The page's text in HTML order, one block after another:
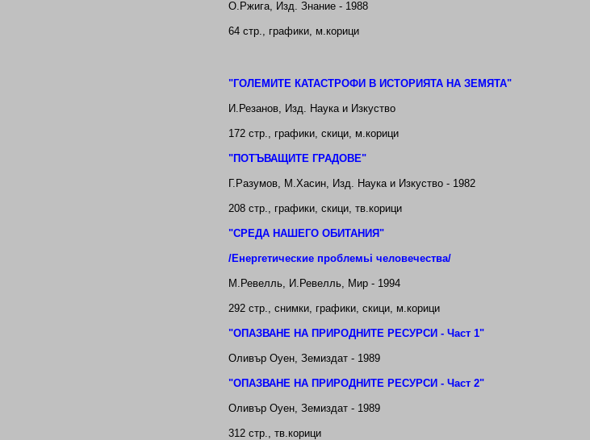
О.Ржига, Изд. Знание - 1988
64 стр., графики, м.корици
"ГОЛЕМИТЕ КАТАСТРОФИ В ИСТОРИЯТА НА ЗЕМЯТА"
И.Резанов, Изд. Наука и Изкуство
172 стр., графики, скици, м.корици
"ПОТЪВАЩИТЕ ГРАДОВЕ"
Г.Разумов, М.Хасин, Изд. Наука и Изкуство - 1982
208 стр., графики, скици, тв.корици
"СРЕДА НАШЕГО ОБИТАНИЯ"
/Енергетические проблемьi человечества/
М.Ревелль, И.Ревелль, Мир - 1994
292 стр., снимки, графики, скици, м.корици
"ОПАЗВАНЕ НА ПРИРОДНИТЕ РЕСУРСИ - Част 1"
Оливър Оуен, Земиздат - 1989
"ОПАЗВАНЕ НА ПРИРОДНИТЕ РЕСУРСИ - Част 2"
Оливър Оуен, Земиздат - 1989
312 стр., тв.корици